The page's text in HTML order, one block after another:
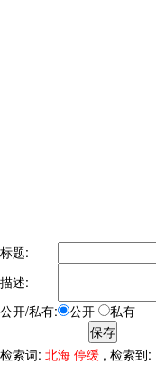
标题:
描述:
公开/私有:
公开 私有
检索词: 北海 停缓 , 检索到